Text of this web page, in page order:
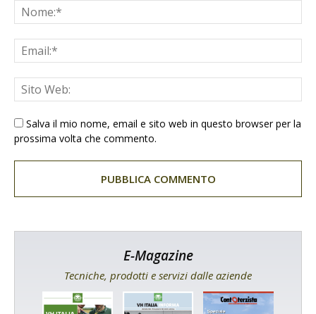
Salva il mio nome, email e sito web in questo browser per la
prossima volta che commento.
E-Magazine
Tecniche, prodotti e servizi dalle aziende